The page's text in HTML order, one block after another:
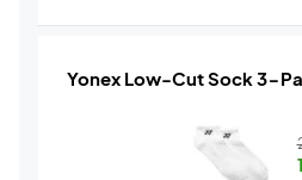
Yonex Low-Cut Sock 3-